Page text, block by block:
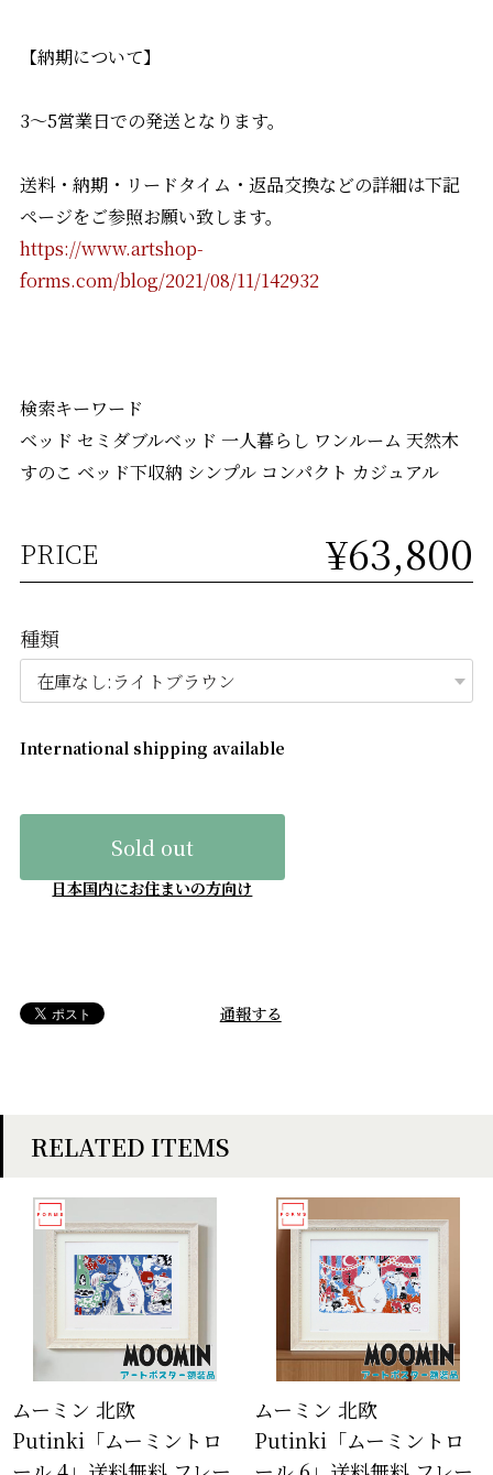
【納期について】
3～5営業日での発送となります。
送料・納期・リードタイム・返品交換などの詳細は下記
ページをご参照お願い致します。
https://www.artshop-
forms.com/blog/2021/08/11/142932
検索キーワード
ベッド セミダブルベッド 一人暮らし ワンルーム 天然木
すのこ ベッド下収納 シンプル コンパクト カジュアル
PRICE ¥63,800
種類
International shipping available
Sold out
日本国内にお住まいの方向け
通報する
RELATED ITEMS
ムーミン 北欧
Putinki「ムーミントロ
ムーミン 北欧
Putinki「ムーミントロ